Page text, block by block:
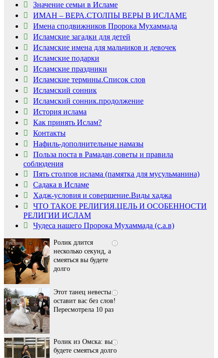
Значение семьи в Исламе
ИМАН – ВЕРА.СТОЛПЫ ВЕРЫ В ИСЛАМЕ
Имена сподвижников Пророка Мухаммада
Исламские загадки для детей
Исламские имена для мальчиков и девочек
Исламские подарки
Исламские праздники
Исламские термины.Список слов
Исламский сонник
Исламский сонник.продолжение
История ислама
Как принять Ислам?
Контакты
Нафиль-дополнительные намазы
Польза поста в Рамадан,советы и правила
соблюдения
Пять столпов ислама (памятка для мусульманина)
Садака в Исламе
Хадж-условия и совершение.Виды хаджа
ЧТО ТАКОЕ РЕЛИГИЯ.ЦЕЛЬ И ОСОБЕННОСТИ
РЕЛИГИИ ИСЛАМ
Чудеса нашего Пророка Мухаммада (с.а.в)
i
Скрытая камера на
пляже Крыма: Что
люди вытворяют, когда
их не видят...
i
Ролик длится
несколько секунд, а
смеяться вы будете
долго
i
Этот танец невесты
оставит вас без слов!
Пересмотрела 10 раз
i
Ролик из Омска: вы
будете смеяться долго